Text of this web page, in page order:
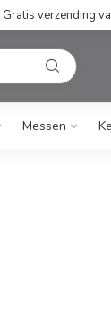
Gratis verzending
Messen